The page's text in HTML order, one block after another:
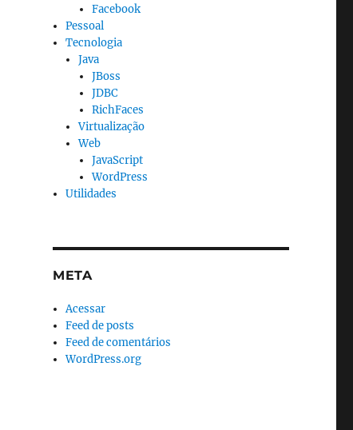
Facebook
Pessoal
Tecnologia
Java
JBoss
JDBC
RichFaces
Virtualização
Web
JavaScript
WordPress
Utilidades
META
Acessar
Feed de posts
Feed de comentários
WordPress.org